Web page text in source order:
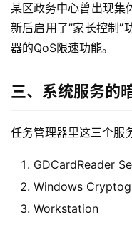
某区政务中心曾出现集
新后启用了”家长控制”
器的QoS限速功能。
三、系统服务的
任务管理器里这三个服
GDCardReader
Windows
Workstation